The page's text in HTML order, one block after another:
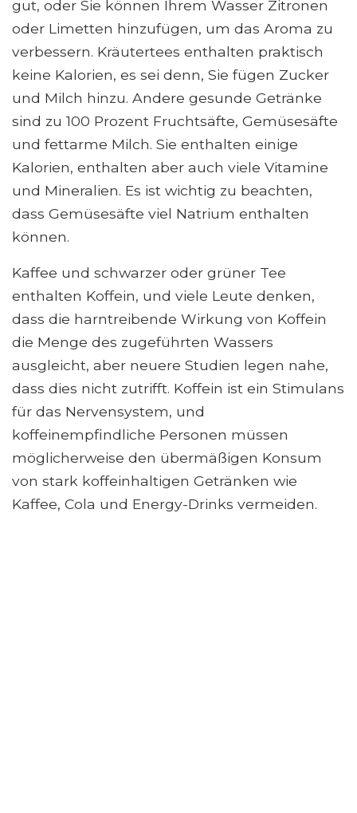
gut, oder Sie können Ihrem Wasser Zitronen
oder Limetten hinzufügen, um das Aroma zu
verbessern. Kräutertees enthalten praktisch
keine Kalorien, es sei denn, Sie fügen Zucker
und Milch hinzu. Andere gesunde Getränke
sind zu 100 Prozent Fruchtsäfte, Gemüsesäfte
und fettarme Milch. Sie enthalten einige
Kalorien, enthalten aber auch viele Vitamine
und Mineralien. Es ist wichtig zu beachten,
dass Gemüsesäfte viel Natrium enthalten
können.
Kaffee und schwarzer oder grüner Tee
enthalten Koffein, und viele Leute denken,
dass die harntreibende Wirkung von Koffein
die Menge des zugeführten Wassers
ausgleicht, aber neuere Studien legen nahe,
dass dies nicht zutrifft. Koffein ist ein Stimulans
für das Nervensystem, und
koffeinempfindliche Personen müssen
möglicherweise den übermäßigen Konsum
von stark koffeinhaltigen Getränken wie
Kaffee, Cola und Energy-Drinks vermeiden.